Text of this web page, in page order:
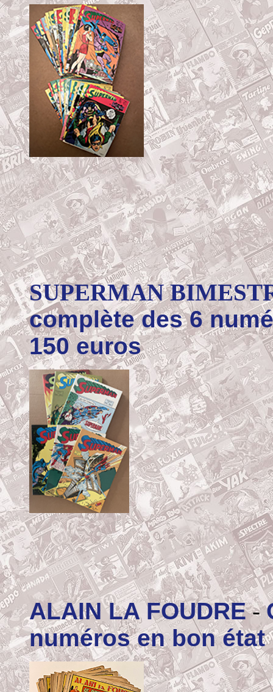
SUPERMAN
complète des 6
150 euros
ALAIN LA FOUDRE-
numéros en bon état